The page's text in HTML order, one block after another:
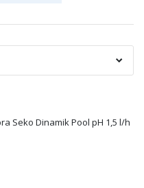
Seko Dinamik Pool pH 1,5 l/h